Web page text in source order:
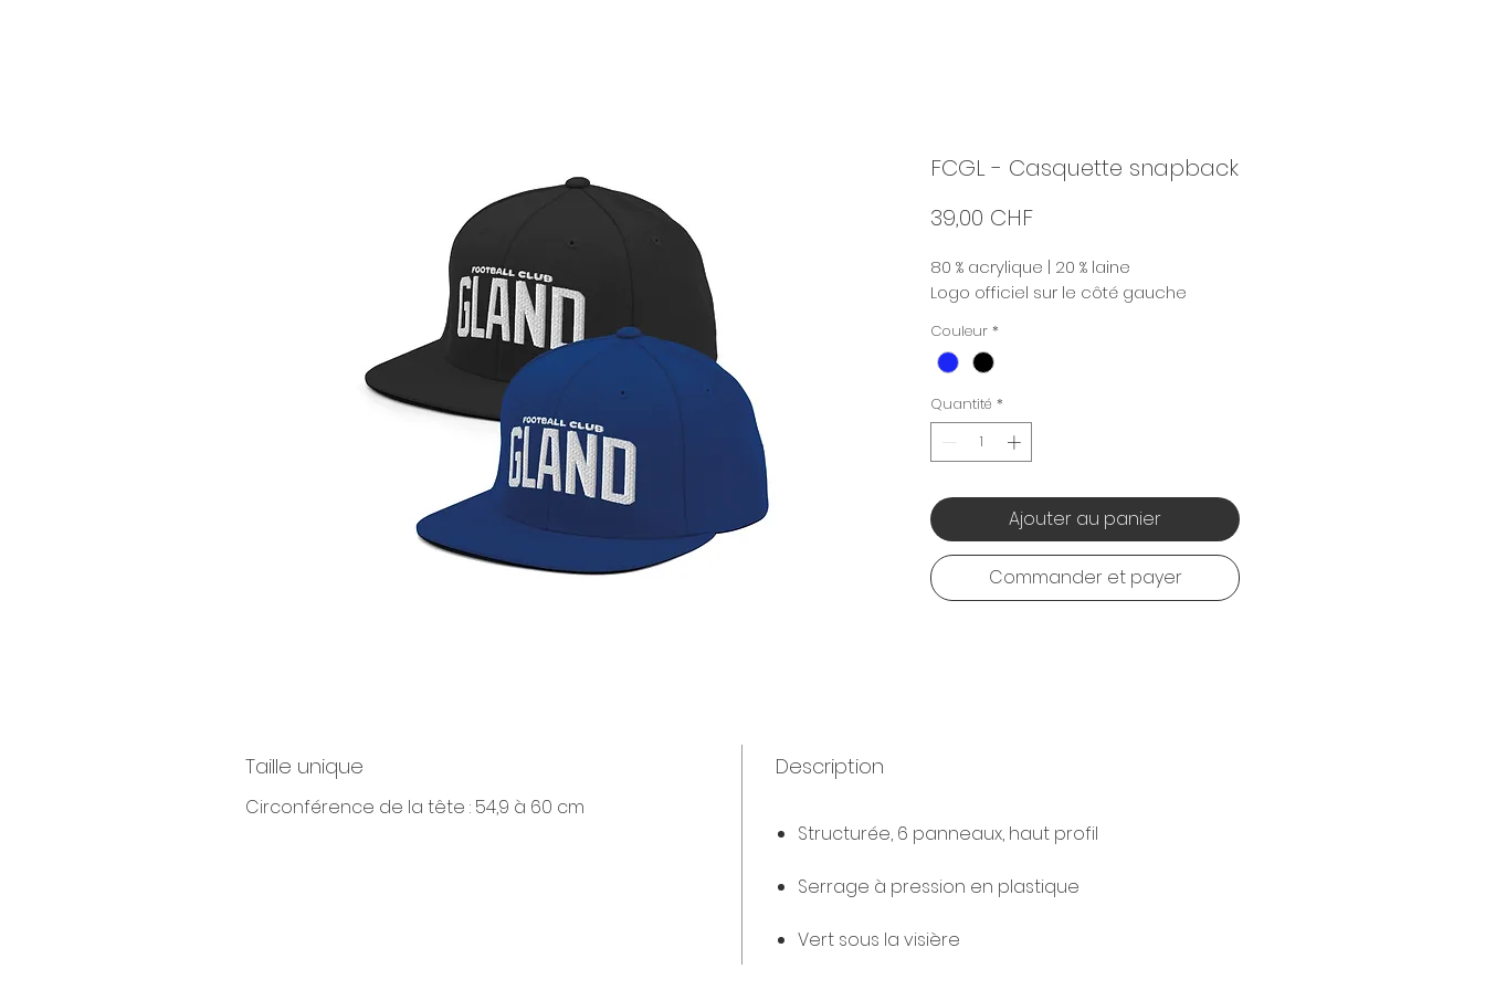
FCGL - Casquette snapback
39,00 CHFPrix
80 % acrylique | 20 % laine
Logo officiel sur le côté gauche
Couleur *
Quantité *
Ajouter au panier
Commander et payer
Taille unique
Circonférence de la tête : 54,9 à 60 cm
Description
Structurée, 6 panneaux, haut profil
Serrage à pression en plastique
Vert sous la visière